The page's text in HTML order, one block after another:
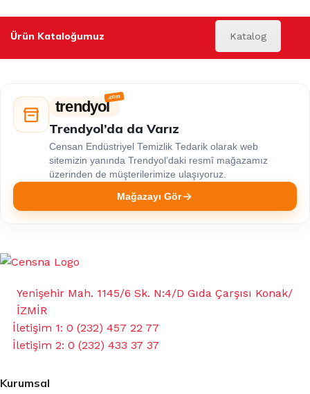
Ürün Kataloğumuz Katalog
trendyol
Trendyol’da da Varız
Censan Endüstriyel Temizlik Tedarik olarak web
sitemizin yanında Trendyol’daki resmî mağazamız
üzerinden de müşterilerimize ulaşıyoruz.
Mağazayı Gör
Yenişehir Mah. 1145/6 Sk. N:4/D Gıda Çarşısı Konak/
İZMİR
İletişim 1: 0 (232) 457 22 77
İletişim 2: 0 (232) 433 37 37
Kurumsal